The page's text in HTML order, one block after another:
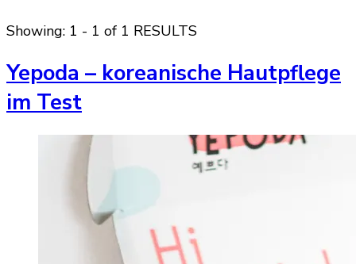
Showing: 1 - 1 of 1 RESULTS
Yepoda – koreanische Hautpflege
im Test